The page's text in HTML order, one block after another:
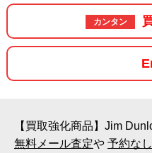
カンタン
【買取強化商品】Jim
無料メール査定や 予約な